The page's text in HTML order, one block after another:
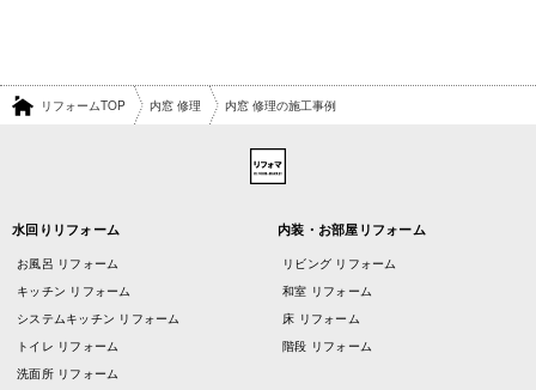
リフォームTOP 内窓 修理 内窓 修理の施工事例
水回りリフォーム
お風呂 リフォーム
キッチン リフォーム
システムキッチン リフォーム
トイレ リフォーム
洗面所 リフォーム
内装・お部屋リフォーム
リビング リフォーム
和室 リフォーム
床 リフォーム
階段 リフォーム